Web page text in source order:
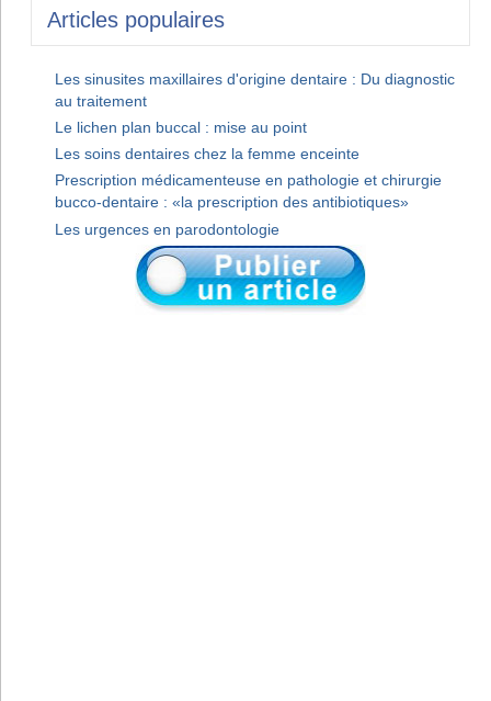
Articles populaires
Les sinusites maxillaires d'origine dentaire : Du diagnostic
au traitement
Le lichen plan buccal : mise au point
Les soins dentaires chez la femme enceinte
Prescription médicamenteuse en pathologie et chirurgie
bucco-dentaire : «la prescription des antibiotiques»
Les urgences en parodontologie